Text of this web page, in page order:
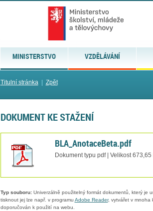
MINISTERSTVO VZDĚLÁVÁNÍ
Titulní stránka| Zpět
DOKUMENT KE STAŽENÍ
BLA_AnotaceBeta.pdf
Dokument typu pdf | Velikost 673,65
Typ souboru:Univerzálně použitelný formát dokumentů, který je
tisknout jej lze např. v programu Adobe Reader, vytvářet v mnoha
doporučován k použití na webu.